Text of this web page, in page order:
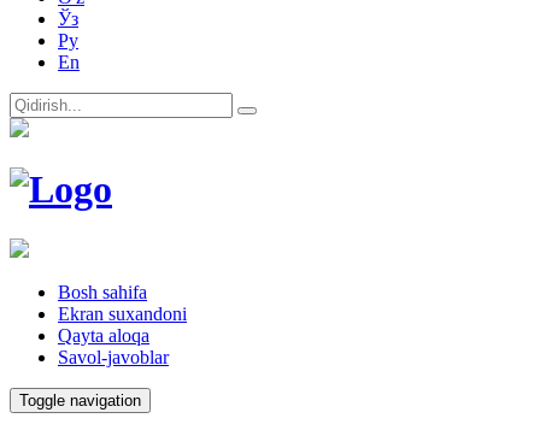
Ўз
Ру
En
Bosh sahifa
Ekran suxandoni
Qayta aloqa
Savol-javoblar
Toggle navigation